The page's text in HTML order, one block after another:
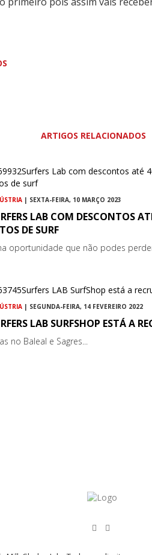
ARTIGOS RELACIONADOS
| SEXTA-FEIRA, 10 MARÇO 2023
LAB COM DESCONTOS
DE SURF
oportunidade que não podes
| SEGUNDA-FEIRA, 14 FEVEREIRO 2022
LAB SURFSHOP ESTÁ A
no Baleal e Sagres...